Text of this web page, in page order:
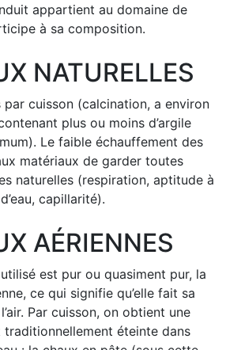
appartient au domaine de
à sa composition.
NATURELLES
par cuisson (calcination, a environ
plus ou moins d’argile
Le faible échauffement des
matériaux de garder toutes
naturelles (respiration, aptitude à
capillarité).
AÉRIENNES
est pur ou quasiment pur, la
ce qui signifie qu’elle fait sa
Par cuisson, on obtient une
éteinte dans